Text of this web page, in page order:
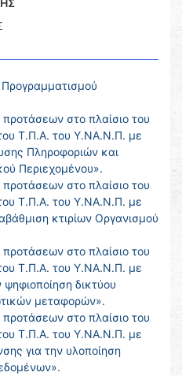
στο πλαίσιο του
Τ.Π.Α. του Υ.ΝΑ.Ν.Π. με
Πληροφοριών και
Περιεχομένου».
στο πλαίσιο του
Τ.Π.Α. του Υ.ΝΑ.Ν.Π. με
κτιρίων Οργανισμού
στο πλαίσιο του
Τ.Π.Α. του Υ.ΝΑ.Ν.Π. με
ψηφιοποίηση δικτύου
μεταφορών».
στο πλαίσιο του
Τ.Π.Α. του Υ.ΝΑ.Ν.Π. με
για την υλοποίηση